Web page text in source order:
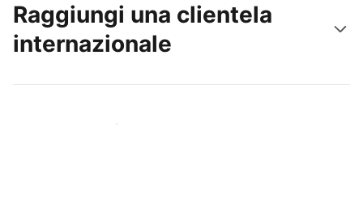
Raggiungi una clientela
internazionale
Raggiungi subito nuovi ospiti